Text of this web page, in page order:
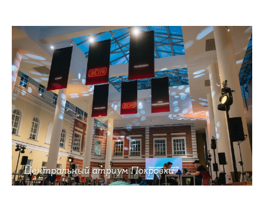
Центральный атриум Покровки